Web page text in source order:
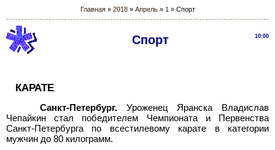
Главная» 2018 » Апрель » 1 » Спорт
10:00
Спорт
КАРАТЕ
Санкт-Петербург. Уроженец Яранска Владислав
Чепайкин стал победителем Чемпионата и Первенства
Санкт-Петербурга по всестилевому карате в категории
мужчин до 80 килограмм.